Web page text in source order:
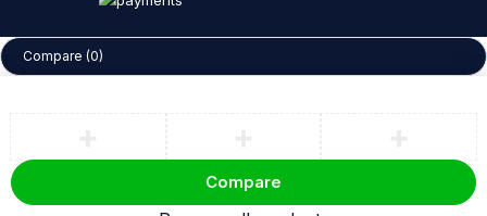
Compare (0)
Compare